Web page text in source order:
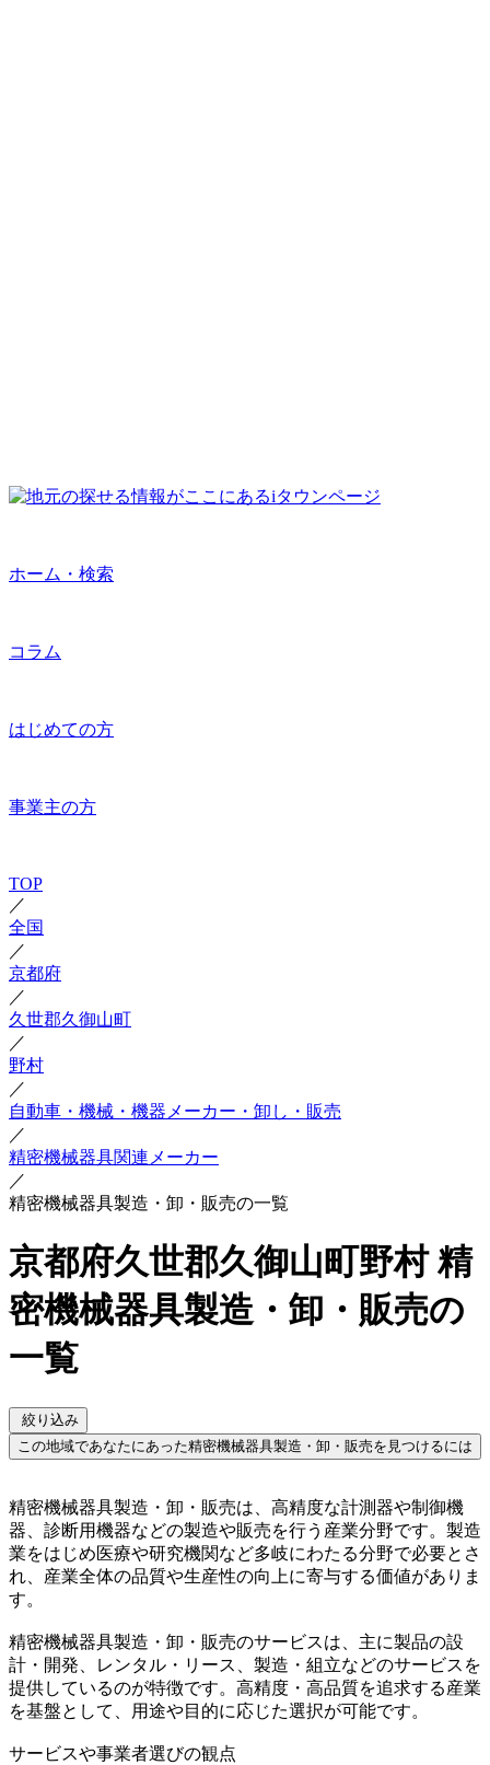
ホーム・検索
コラム
はじめての方
事業主の方
TOP
／
全国
／
京都府
／
久世郡久御山町
／
野村
／
自動車・機械・機器メーカー・卸し・販売
／
精密機械器具関連メーカー
／
精密機械器具製造・卸・販売の一覧
京都府久世郡久御山町野村 精
密機械器具製造・卸・販売の
一覧
絞り込み
この地域であなたにあった精密機械器具製造・卸・販売を見つけるには
精密機械器具製造・卸・販売は、高精度な計測器や制御機
器、診断用機器などの製造や販売を行う産業分野です。製造
業をはじめ医療や研究機関など多岐にわたる分野で必要とさ
れ、産業全体の品質や生産性の向上に寄与する価値がありま
す。
精密機械器具製造・卸・販売のサービスは、主に製品の設
計・開発、レンタル・リース、製造・組立などのサービスを
提供しているのが特徴です。高精度・高品質を追求する産業
を基盤として、用途や目的に応じた選択が可能です。
サービスや事業者選びの観点